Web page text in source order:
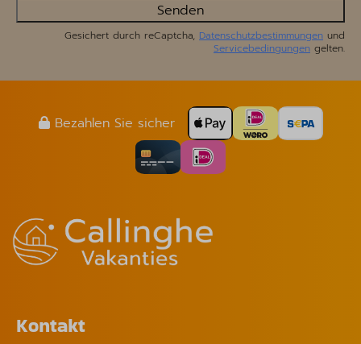
Senden
Gesichert durch reCaptcha, Datenschutzbestimmungen und
Servicebedingungen gelten.
Bezahlen Sie sicher
Kontakt